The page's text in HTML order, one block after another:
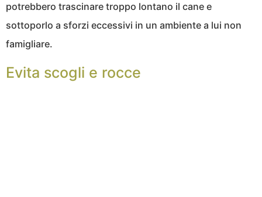
potrebbero trascinare troppo lontano il cane e
sottoporlo a sforzi eccessivi in un ambiente a lui non
famigliare.
Evita scogli e rocce